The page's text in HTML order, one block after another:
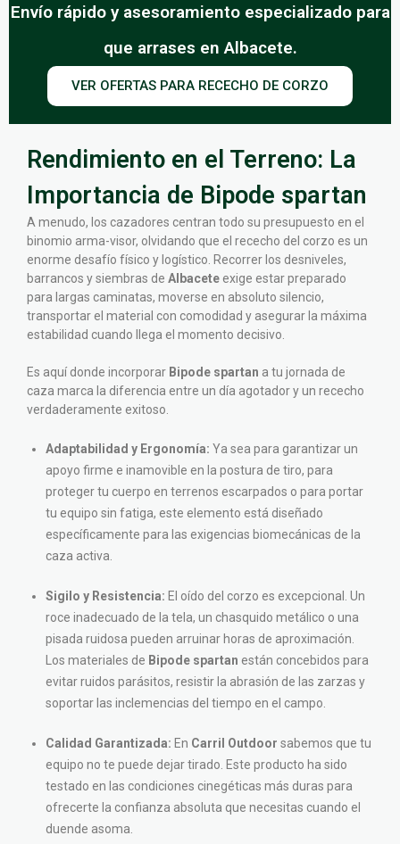
Envío rápido y asesoramiento especializado para
que arrases en Albacete.
VER OFERTAS PARA RECECHO DE CORZO
Rendimiento en el Terreno: La
Importancia de Bipode spartan
A menudo, los cazadores centran todo su presupuesto en el
binomio arma-visor, olvidando que el rececho del corzo es un
enorme desafío físico y logístico. Recorrer los desniveles,
barrancos y siembras de Albacete exige estar preparado
para largas caminatas, moverse en absoluto silencio,
transportar el material con comodidad y asegurar la máxima
estabilidad cuando llega el momento decisivo.
Es aquí donde incorporar Bipode spartan a tu jornada de
caza marca la diferencia entre un día agotador y un rececho
verdaderamente exitoso.
Adaptabilidad y Ergonomía: Ya sea para garantizar un
apoyo firme e inamovible en la postura de tiro, para
proteger tu cuerpo en terrenos escarpados o para portar
tu equipo sin fatiga, este elemento está diseñado
específicamente para las exigencias biomecánicas de la
caza activa.
Sigilo y Resistencia: El oído del corzo es excepcional. Un
roce inadecuado de la tela, un chasquido metálico o una
pisada ruidosa pueden arruinar horas de aproximación.
Los materiales de Bipode spartan están concebidos para
evitar ruidos parásitos, resistir la abrasión de las zarzas y
soportar las inclemencias del tiempo en el campo.
Calidad Garantizada: En Carril Outdoor sabemos que tu
equipo no te puede dejar tirado. Este producto ha sido
testado en las condiciones cinegéticas más duras para
ofrecerte la confianza absoluta que necesitas cuando el
duende asoma.